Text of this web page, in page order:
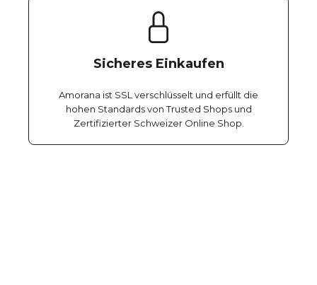
Sicheres Einkaufen
Amorana ist SSL verschlüsselt und erfüllt die
hohen Standards von Trusted Shops und
Zertifizierter Schweizer Online Shop.